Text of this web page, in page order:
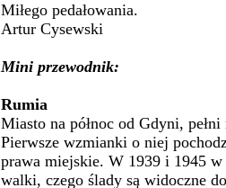
Miłego pedałowania.
Artur Cysewski
Mini przewodnik:
Rumia
Miasto na północ od Gdyni,
Pierwsze wzmianki o niej
prawa miejskie. W 1939 i 1945
walki, czego ślady są widoczne